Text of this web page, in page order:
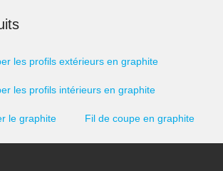
les profils extérieurs en graphite
les profils intérieurs en graphite
le graphite Fil de coupe en graphite